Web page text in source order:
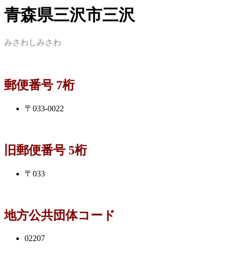
青森県三沢市三沢
みさわしみさわ
郵便番号 7桁
〒033-0022
旧郵便番号 5桁
〒033
地方公共団体コード
02207